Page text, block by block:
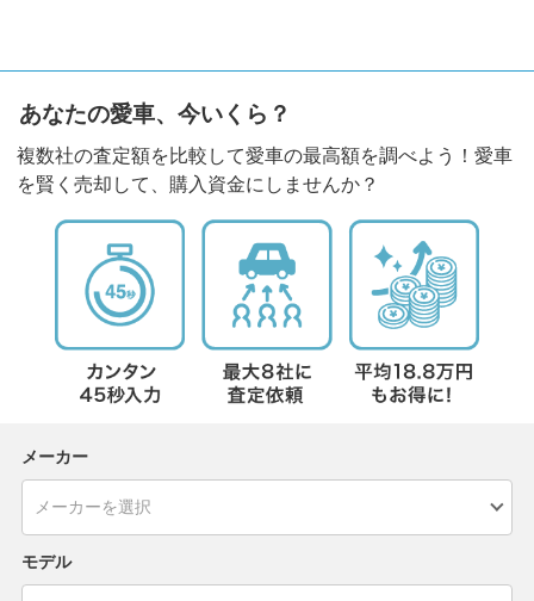
あなたの愛車、今いくら？
複数社の査定額を比較して愛車の最高額を調べよう！愛車
を賢く売却して、購入資金にしませんか？
メーカー
モデル